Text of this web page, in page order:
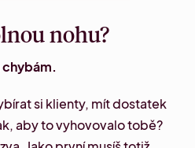
nohu?
si klienty, mít dostatek
aby to vyhovovalo tobě?